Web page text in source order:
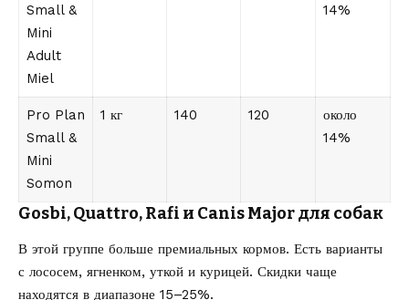
Small &
Mini
Adult
Miel
14%
Pro Plan
Small &
Mini
Somon
1 кг 140 120
около
14%
Gosbi, Quattro, Rafi и Canis Major для собак
В этой группе больше премиальных кормов. Есть варианты
с лососем, ягненком, уткой и курицей. Скидки чаще
находятся в диапазоне 15–25%.